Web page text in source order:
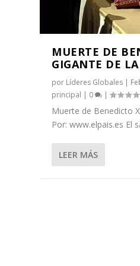
MUERTE DE
GIGANTE DE
por Líderes Globales |
principal | 0 |
Muerte de Benedicto
Por: www.elpais.es El
LEER MÁS